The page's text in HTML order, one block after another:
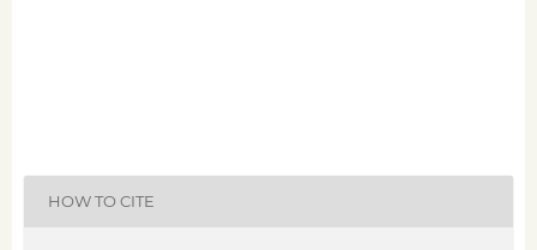
HOW TO CITE